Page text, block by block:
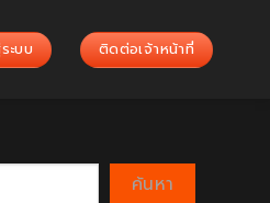
ะบบ ติดต่อเจ้าหน้าที่
ค้นหา